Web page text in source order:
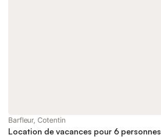
Barfleur, Cotentin
Location de vacances pour 6 personnes